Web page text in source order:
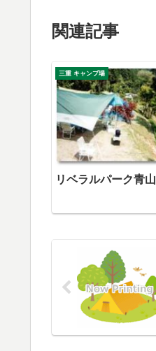
関連記事
三重 キャンプ場
リベラルパーク青山